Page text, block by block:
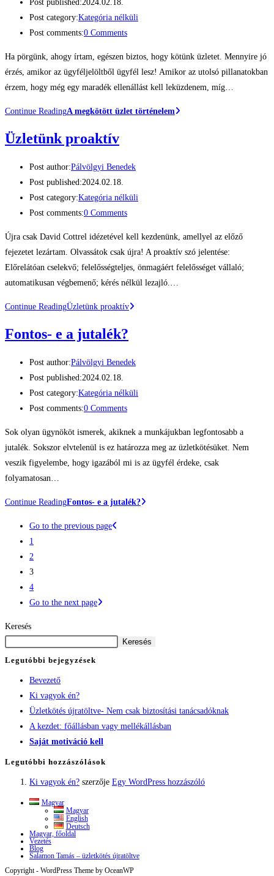
Post published:2024.02.18.
Post category:Kategória nélküli
Post comments:0 Comments
Ha pörgünk, ahogy írtam, egészen biztos, hogy kötünk üzletet. Mennyire jó
érzés, amikor az ügyféljelöltből ügyfél lesz! Amikor az utolsó pillanatokban
érzem, hogy még egy maradék ellenállást kell leküzdenem, míg…
Continue ReadingA megkötött üzlet történelem
Üzletünk proaktív
Post author:Pálvölgyi Benedek
Post published:2024.02.18.
Post category:Kategória nélküli
Post comments:0 Comments
Újra csak David Cottrel idézetével kell kezdenünk, amellyel az előző
fejezetet lezártam. Olvassátok csak újra! A proaktív szó jelentése:
Előrelátóan cselekvő; felelősségteljes, önmagáért felelősséget vállaló;
automatikusan végbemenő; kérés nélkül lezajló.…
Continue ReadingÜzletünk proaktív
Fontos- e a jutalék?
Post author:Pálvölgyi Benedek
Post published:2024.02.18.
Post category:Kategória nélküli
Post comments:0 Comments
Sok olyan ügynököt ismerek, akiknek a munkájukban legfontosabb a
jutalék. Sokszor elvtelenül is ez határozza meg az üzletkötésüket. Nem
veszik figyelembe, hogy igazából mi is az ügyfél érdeke, csak
folyamatosan…
Continue ReadingFontos- e a jutalék?
Go to the previous page
1
2
3
4
Go to the next page
Keresés
Keresés
Legutóbbi bejegyzések
Bevezető
Ki vagyok én?
Üzletkötés újratöltve- Nem csak biztosítási tanácsadóknak
A kezdet: főállásban vagy mellékállásban
Saját motiváció kell
Legutóbbi hozzászólások
Ki vagyok én? szerzője Egy WordPress hozzászóló
Magyar
Magyar
English
Deutsch
Magyar, főoldal
Vezetés
Blog
Salamon Tamás – üzletkötés újratöltve
Copyright - WordPress Theme by OceanWP